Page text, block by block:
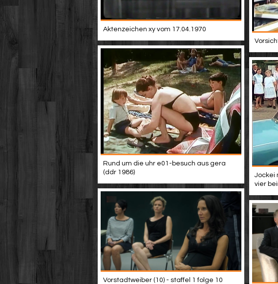
Aktenzeichen xy vom 17.04.1970
Rund um die uhr e01-besuch aus gera
(ddr 1986)
Jockei
vier
Vorstadtweiber (10) - staffel 1 folge 10